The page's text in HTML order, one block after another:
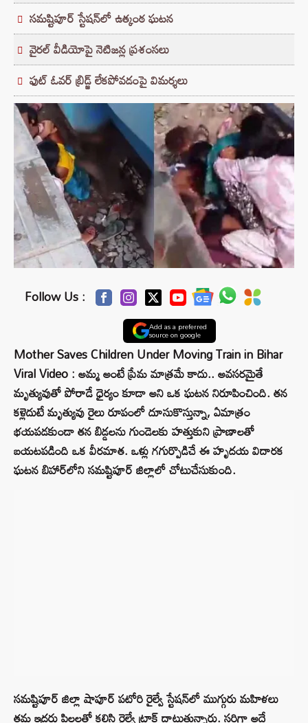
సమష్టిపూర్ స్టేషన్‌లో ఉత్కంఠ ఘటన
వైరల్ వీడియోపై నెటిజన్ల ప్రశంసలు
ఫుట్ ఓవర్ బ్రిడ్జ్ లేకపోవడంపై విమర్శలు
Follow Us :
Add as a preferred
source on google
Mother Saves Children Under Moving Train in Bihar
Viral Video : అమ్మ అంటే ప్రేమ మాత్రమే కాదు.. అవసరమైతే
మృత్యువుతో పోరాడే ధైర్యం కూడా అని ఒక ఘటన నిరూపించింది. తన
కళ్లెదుటే మృత్యువు రైలు రూపంలో దూసుకొస్తున్నా, ఏమాత్రం
భయపడకుండా తన బిడ్డలను గుండెలకు హత్తుకుని ప్రాణాలతో
బయటపడింది ఒక వీరమాత. ఒళ్లు గగుర్పొడిచే ఈ హృదయ విదారక
ఘటన బిహార్‌లోని సమష్టిపూర్ జిల్లాలో చోటుచేసుకుంది.
సమష్టిపూర్ జిల్లా షాపూర్ పటోరి రైల్వే స్టేషన్‌లో ముగ్గురు మహిళలు
తమ ఇద్దరు పిల్లలతో కలిసి రైల్వే ట్రాక్ దాటుతున్నారు. సరిగ్గా అదే